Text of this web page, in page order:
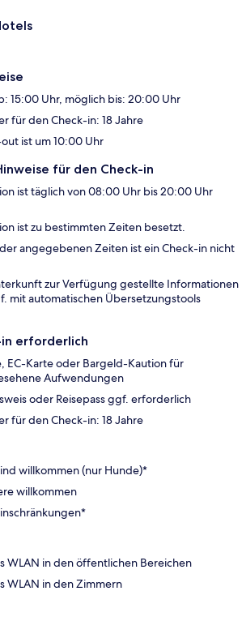
15:00 Uhr, möglich bis: 20:00 Uhr
für den Check-in: 18 Jahre
ist um 10:00 Uhr
für den Check-in
ist täglich von 08:00 Uhr bis 20:00 Uhr
ist zu bestimmten Zeiten besetzt.
angegebenen Zeiten ist ein Check-in nicht
zur Verfügung gestellte Informationen
mit automatischen Übersetzungstools
erforderlich
EC-Karte oder Bargeld-Kaution für
Aufwendungen
oder Reisepass ggf. erforderlich
für den Check-in: 18 Jahre
willkommen (nur Hunde)*
willkommen
WLAN in den öffentlichen Bereichen
WLAN in den Zimmern